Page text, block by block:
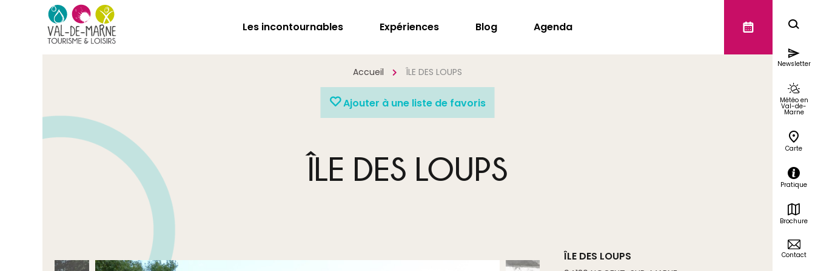
Les incontournables Expériences Blog Agenda
Accueil ÎLE DES LOUPS
Newsletter
Météo en
Val-de-
Marne
Carte
Pratique
Brochure
Contact
Ajouter à une liste de favoris
ÎLE DES LOUPS
ÎLE DES LOUPS